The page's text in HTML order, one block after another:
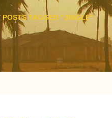
POSTS TAGGED "JINGLE"